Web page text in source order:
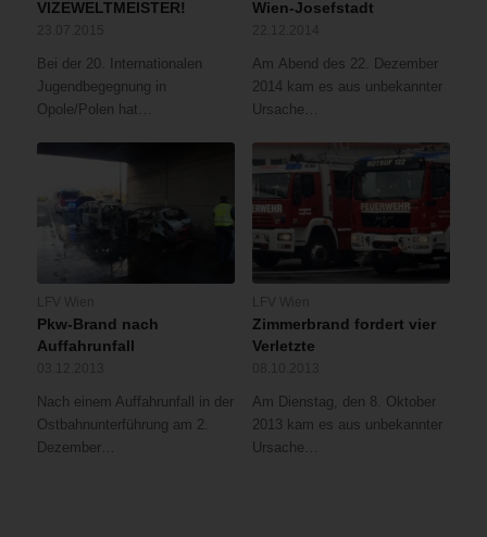
VIZEWELTMEISTER!
Bei der 20. Internationalen
Jugendbegegnung in
Opole/Polen hat…
Wien-Josefstadt
Am Abend des 22. Dezember
2014 kam es aus unbekannter
Ursache…
Pkw-Brand nach
Auffahrunfall
Nach einem Auffahrunfall in der
Ostbahnunterführung am 2.
Dezember…
Zimmerbrand fordert vier
Verletzte
Am Dienstag, den 8. Oktober
2013 kam es aus unbekannter
Ursache…